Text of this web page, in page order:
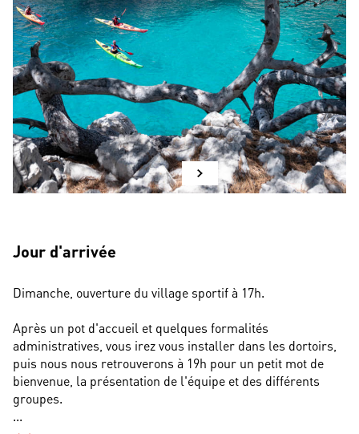
Jour d'arrivée
Dimanche, ouverture du village sportif à 17h.
Après un pot d'accueil et quelques formalités
administratives, vous irez vous installer dans les dortoirs,
puis nous nous retrouverons à 19h pour un petit mot de
bienvenue, la présentation de l'équipe et des différents
groupes.
...